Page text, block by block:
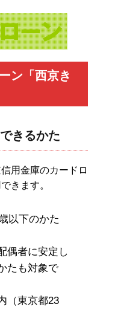
ン「西京き
きるかた
用金庫のカードロ
きます。
以下のかた
偶者に安定し
たも対象で
（東京都23